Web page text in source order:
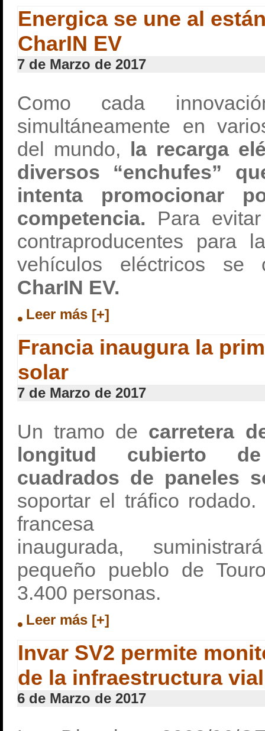
Energica se une al
CharIN EV
7 de Marzo de 2017
Como cada
simultáneamente en
del mundo, la recarga
diversos “enchufes”
intenta promocionar
competencia. Para
contraproducentes para
vehículos eléctricos
CharIN EV.
Leer más [+]
Francia inaugura la
solar
7 de Marzo de 2017
Un tramo de carretera
longitud cubierto
cuadrados de paneles
soportar el tráfico rodado.
francesa
inaugurada,
pequeño pueblo de
3.400 personas.
Leer más [+]
Invar SV2 permite
de la infraestructura vial
6 de Marzo de 2017